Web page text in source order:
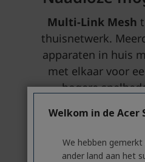
Welkom in de Acer
We hebben
ander land aan het